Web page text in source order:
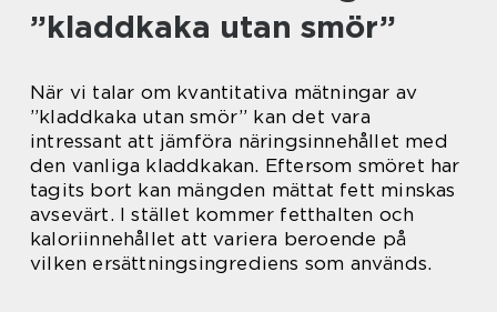
”kladdkaka utan smör”
När vi talar om kvantitativa mätningar av
”kladdkaka utan smör” kan det vara
intressant att jämföra näringsinnehållet med
den vanliga kladdkakan. Eftersom smöret har
tagits bort kan mängden mättat fett minskas
avsevärt. I stället kommer fetthalten och
kaloriinnehållet att variera beroende på
vilken ersättningsingrediens som används.